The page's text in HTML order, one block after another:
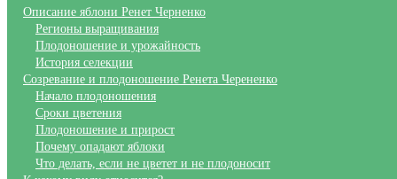
Описание яблони Ренет Черненко
Регионы выращивания
Плодоношение и урожайность
История селекции
Созревание и плодоношение Ренета Черененко
Начало плодоношения
Сроки цветения
Плодоношение и прирост
Почему опадают яблоки
Что делать, если не цветет и не плодоносит